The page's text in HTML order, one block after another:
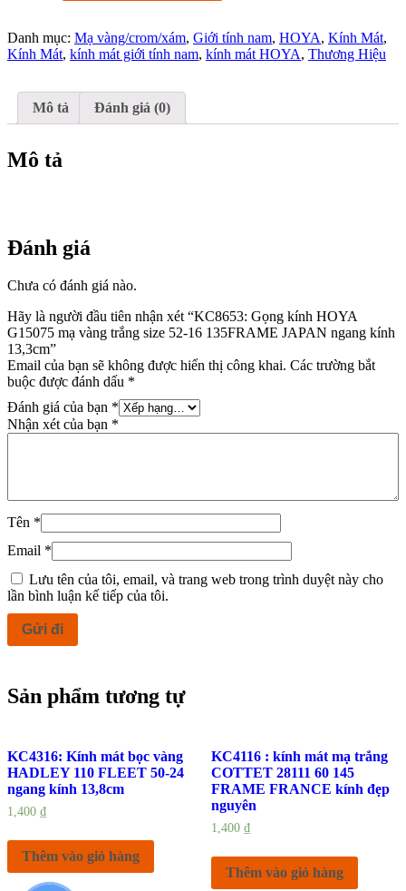
G15075
mạ
trắng
52-
135FRAME
JAPAN
lượng
Danh mục: Mạ vàng/crom/xám, Giới tính nam, HOYA, Kính Mát,
Kính Mát, kính mát giới tính nam, kính mát HOYA, Thương Hiệu
Mô tả Đánh giá (0)
Mô tả
Đánh giá
Chưa có đánh giá nào.
Hãy là người đầu tiên nhận xét “KC8653: Gọng kính HOYA
G15075 mạ vàng trắng size 52-16 135FRAME JAPAN ngang kính
13,3cm”
Email của bạn sẽ không được hiển thị công khai. Các trường bắt
buộc được đánh dấu *
Đánh giá của bạn *
Nhận xét của bạn *
Tên *
Email *
Lưu tên của tôi, email, và trang web trong trình duyệt này cho
lần bình luận kế tiếp của tôi.
Sản phẩm tương tự
KC4316: Kính mát bọc vàng
HADLEY 110 FLEET 50-24
ngang kính 13,8cm
1,400 ₫
Thêm vào giỏ hàng
KC4116 : kính mát mạ trắng
COTTET 28111 60 145
FRAME FRANCE kính đẹp
nguyên
1,400 ₫
Thêm vào giỏ hàng